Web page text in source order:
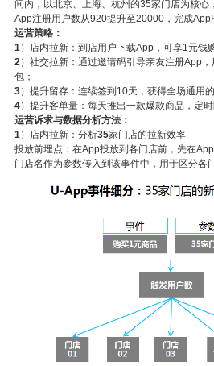
间内，以北京、上海、杭州的35家门店为核心
App注册用户数从920提升至20000，完成App
运营策略：
1）店内拉新：到店用户下载App，可享1元钱
2）社交拉新：通过邀请码引导亲友注册App，
包；
3）提升留存：连续签到 10天，获得全场通用的
4）提升客单量：每天推出一款爆款商品，定时
运营诉求与数据分析方法：
1）店内拉新：分析35家门店的拉新效率
投放前埋点：在App投放到各门店前，先在App
门店名作为参数传入到该事件中，用于区分各